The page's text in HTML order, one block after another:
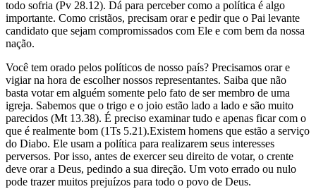
todo sofria (Pv 28.12). Dá para perceber como a política é algo
importante. Como cristãos, precisam orar e pedir que o Pai levante
candidato que sejam compromissados com Ele e com bem da nossa
nação.
Você tem orado pelos políticos de nosso país? Precisamos orar e
vigiar na hora de escolher nossos representantes. Saiba que não
basta votar em alguém somente pelo fato de ser membro de uma
igreja. Sabemos que o trigo e o joio estão lado a lado e são muito
parecidos (Mt 13.38). É preciso examinar tudo e apenas ficar com o
que é realmente bom (1Ts 5.21).Existem homens que estão a serviço
do Diabo. Ele usam a política para realizarem seus interesses
perversos. Por isso, antes de exercer seu direito de votar, o crente
deve orar a Deus, pedindo a sua direção. Um voto errado ou nulo
pode trazer muitos prejuízos para todo o povo de Deus.